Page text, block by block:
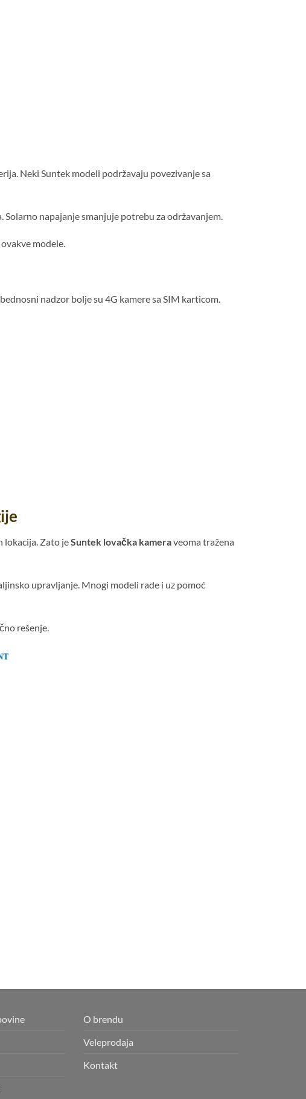
Neki Suntek modeli podržavaju povezivanje sa
Solarno napajanje smanjuje potrebu za održavanjem.
modele.
nadzor bolje su 4G kamere sa SIM karticom.
lokacija. Zato jeSuntek lovačka kameraveoma tražena
upravljanje. Mnogi modeli rade i uz pomoć
rešenje.
O brendu
Veleprodaja
Kontakt